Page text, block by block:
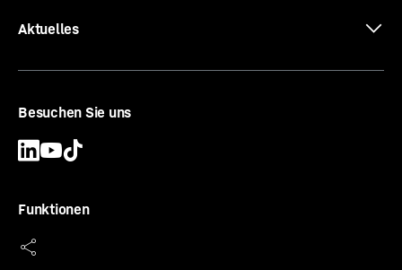
Aktuelles
Besuchen Sie uns
Funktionen